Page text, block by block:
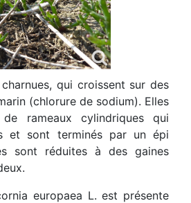
charnues, qui croissent sur des
(chlorure de sodium). Elles
rameaux cylindriques qui
et sont terminés par un épi
sont réduites à des gaines
europaea L. est présente